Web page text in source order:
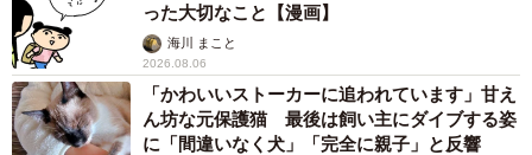
った大切なこと【漫画】
海川 まこと
2026.08.06
「かわいいストーカーに追われています」甘え
ん坊な元保護猫 最後は飼い主にダイブする姿
に「間違いなく犬」「完全に親子」と反響